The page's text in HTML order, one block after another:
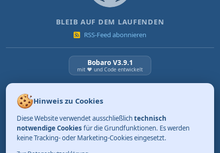
BLEIB AUF DEM LAUFENDEN
RSS-Feed abonnieren
Bobaro V3.9.1
mit ❤️ und Code entwickelt
03.08.2026
Review: Tidy. Aufräumen kann so einfach sein.
01.08.2026
Hinweis zu Cookies
Diese Website verwendet ausschließlichtechnisch
notwendige Cookies für die Grundfunktionen. Es werden
keine Tracking- oder Marketing-Cookies eingesetzt.